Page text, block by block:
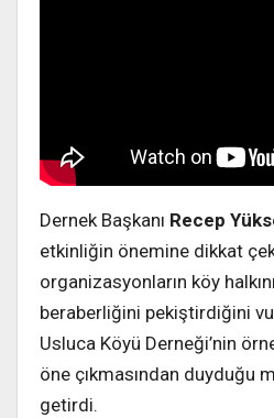
Dernek Başkanı Recep
etkinliğin önemine dikkat
organizasyonların köy
beraberliğini pekiştirdiğini
Usluca Köyü Derneği’nin
öne çıkmasından duyduğu
getirdi.